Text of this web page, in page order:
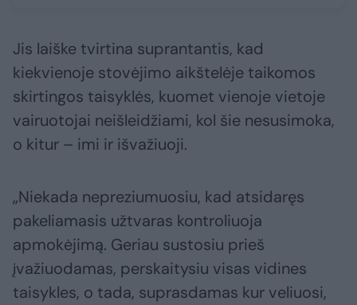
Jis laiške tvirtina suprantantis, kad
kiekvienoje stovėjimo aikštelėje taikomos
skirtingos taisyklės, kuomet vienoje vietoje
vairuotojai neišleidžiami, kol šie nesusimoka,
o kitur – imi ir išvažiuoji.
„Niekada nepreziumuosiu, kad atsidaręs
pakeliamasis užtvaras kontroliuoja
apmokėjimą. Geriau sustosiu prieš
įvažiuodamas, perskaitysiu visas vidines
taisykles, o tada, suprasdamas kur veliuosi,